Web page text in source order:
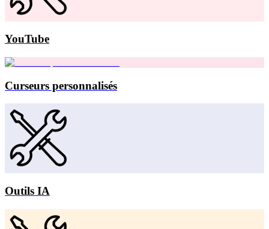
YouTube
Curseurs personnalisés
Outils IA